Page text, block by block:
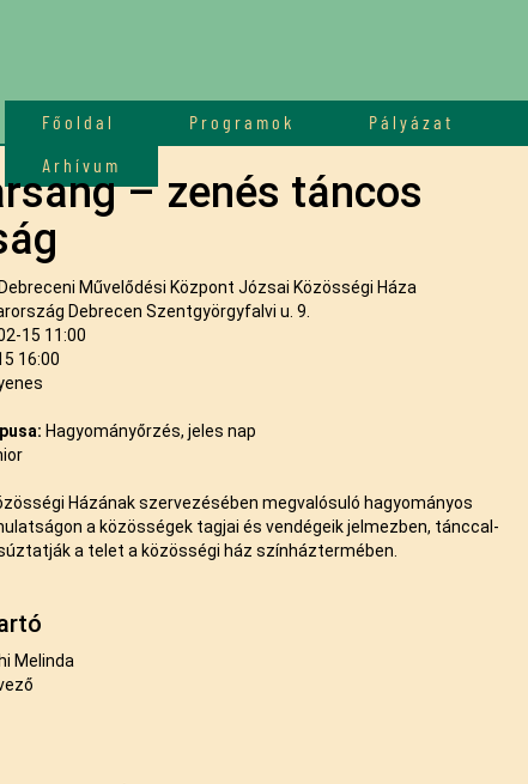
Főoldal Programok Pályázat
Arhívum
– zenés táncos
Debreceni Művelődési Központ Józsai Közösségi Háza
Debrecen Szentgyörgyfalvi u. 9.
15 11:00
16:00
Hagyományőrzés, jeles nap
Házának szervezésében megvalósuló hagyományos
a közösségek tagjai és vendégeik jelmezben, tánccal-
a telet a közösségi ház színháztermében.
Melinda